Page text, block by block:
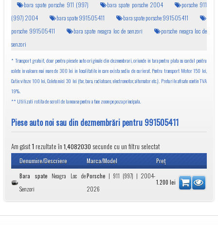
bara spate porsche 911 (997) bara spate porsche 2004
porsche 911
(997) 2004
bara spate 991505411
bara spate porsche 991505411
porsche 991505411
bara spate neagra loc de senzori
porsche neagra loc de
senzori
* Transport gratuit, doar pentru piesele auto originale din dezmembrari, oriunde in tara pentru plata cu cardul pentru
colete in valoare mai mare de 300 lei in localitatile in care exista sediu de curierat. Pentru transport Motor 150 lei,
Cutie viteze 100 lei, Colete mici 30 lei (far, bara, radiatoare, electromotor, alternator etc.). Preturile afisate contin TVA
19%.
** Utilizati rotita de scroll de la mouse pentru a face zoom pe poza principala.
Piese auto noi sau din dezmembrări pentru 991505411
Am găsit1 rezultate în 1,4082030 secunde cu un filtru selectat
Denumire/Descriere Marca/Model
Preţ
Bara spate Neagra Loc de
Senzori
Porsche | 911 (997) | 2004-
2026
1.200 lei